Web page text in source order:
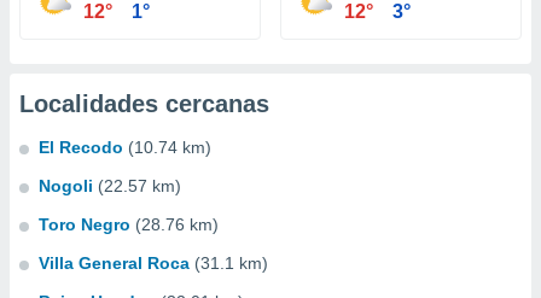
12° 1° 12° 3°
Localidades cercanas
El Recodo (10.74 km)
Nogoli (22.57 km)
Toro Negro (28.76 km)
Villa General Roca (31.1 km)